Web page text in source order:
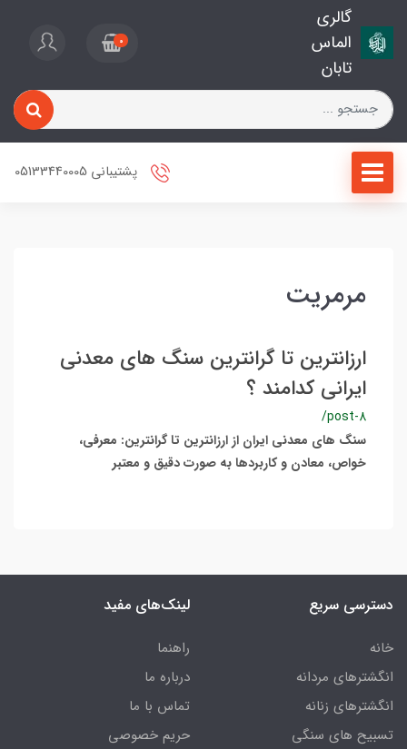
گالری
الماس
تابان
0
پشتیبانی 05133440005
مرمریت
ارزانترین تا گرانترین سنگ های معدنی
ایرانی کدامند ؟
/post-8
سنگ های معدنی ایران از ارزانترین تا گرانترین: معرفی،
خواص، معادن و کاربردها به صورت دقیق و معتبر
دسترسی سریع
خانه
انگشترهای مردانه
انگشترهای زنانه
تسبیح های سنگی
لینک‌های مفید
راهنما
درباره ما
تماس با ما
حریم خصوصی